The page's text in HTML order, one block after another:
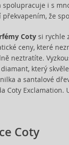
spolupracuje i s
překvapením, že
Cotysi rychle
ceny, které
neztratíte.
který
a santalové
Coty
Coty